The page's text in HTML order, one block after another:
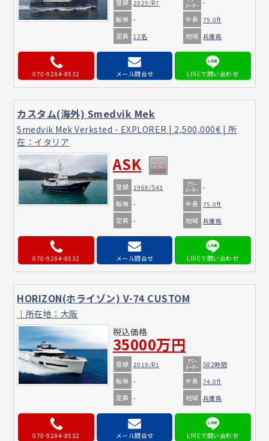
登録 2025/R7 ﾒｰﾀｰ -
船検 - 全長 79.0ft
定員 12名 地域 兵庫県
070-9284-8532 メール問合せ
カスタム(海外) Smedvik Mek
Smedvik Mek Verksted - EXPLORER | 2,500,000€ | 所
在：イタリア
ASK
登録 1968/S43 ｱﾜｰ
ﾒｰﾀｰ -
船検 - 全長 75.0ft
定員 - 地域 兵庫県
070-9284-8532 メール問合せ
HORIZON(ホライゾン) V-74 CUSTOM
｜所在地：大阪
税込価格
35000万円
登録 2019/R1 ｱﾜｰ
ﾒｰﾀｰ 582時間
船検 - 全長 74.0ft
定員 - 地域 兵庫県
070-9284-8532 メール問合せ